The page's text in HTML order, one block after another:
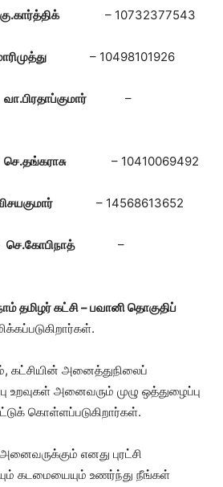
கு.கார்த்திக் – 10732377543
– 10498101926
வா.பிரதாப்குமார் –
செ.தங்கராசு – 10410069492
– 14568613652
செ.கோபிநாத் –
தமிழர் கட்சி – பவானி தொகுதிப்
கட்சியின் அனைத்துநிலைப்
உறவுகள் அனைவரும் முழு ஒத்துழைப்பு
கொள்ளப்படுகிறார்கள்.
எனது புரட்சி
கடமையையும் உணர்ந்து நீங்கள்